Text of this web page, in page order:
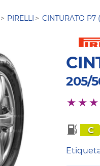
PIRELLI CINTURATO P7
205/
C